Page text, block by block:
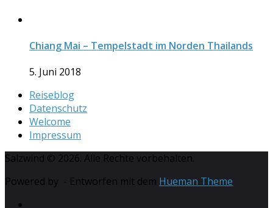
Chiang Mai – Tempelstadt im Norden Thailands
5. Juni 2018
Reiseblog
Datenschutz
Welcome
Impressum
Salzwind © 2026. Alle Rechte vorbehalten.
Powered by - Entworfen mit dem Hueman Theme